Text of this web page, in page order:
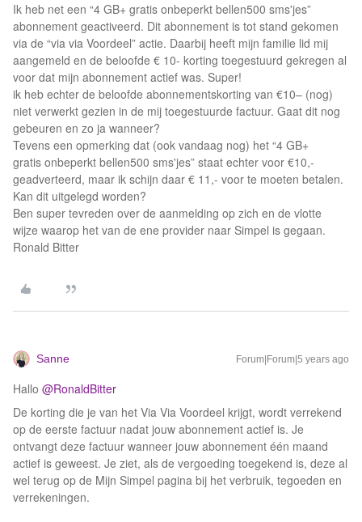
Ik heb net een “4 GB+ gratis onbeperkt bellen500 sms'jes”
abonnement geactiveerd. Dit abonnement is tot stand gekomen
via de “via via Voordeel” actie. Daarbij heeft mijn familie lid mij
aangemeld en de beloofde € 10- korting toegestuurd gekregen al
voor dat mijn abonnement actief was. Super!
ik heb echter de beloofde abonnementskorting van €10– (nog)
niet verwerkt gezien in de mij toegestuurde factuur. Gaat dit nog
gebeuren en zo ja wanneer?
Tevens een opmerking dat (ook vandaag nog) het “4 GB+
gratis onbeperkt bellen500 sms'jes” staat echter voor €10,-
geadverteerd, maar ik schijn daar € 11,- voor te moeten betalen.
Kan dit uitgelegd worden?
Ben super tevreden over de aanmelding op zich en de vlotte
wijze waarop het van de ene provider naar Simpel is gegaan.
Ronald Bitter
Sanne Forum|Forum|5 years ago
Hallo @RonaldBitter
De korting die je van het Via Via Voordeel krijgt, wordt verrekend
op de eerste factuur nadat jouw abonnement actief is. Je
ontvangt deze factuur wanneer jouw abonnement één maand
actief is geweest. Je ziet, als de vergoeding toegekend is, deze al
wel terug op de Mijn Simpel pagina bij het verbruik, tegoeden en
verrekeningen.